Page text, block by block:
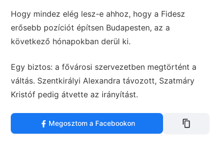
Hogy mindez elég lesz-e ahhoz, hogy a Fidesz
erősebb pozíciót építsen Budapesten, az a
következő hónapokban derül ki.
Egy biztos: a fővárosi szervezetben megtörtént a
váltás. Szentkirályi Alexandra távozott, Szatmáry
Kristóf pedig átvette az irányítást.
Megosztom a Facebookon